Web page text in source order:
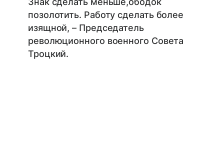
позолотить. Работу сделать более
изящной, – Председатель
революционного военного Совета
Троцкий.